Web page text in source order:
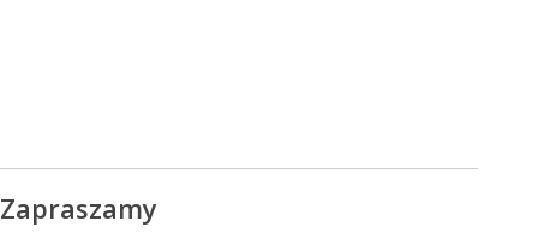
Zapraszamy